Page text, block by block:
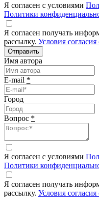
Я согласен с условиями
Политики
Я согласен получать
рассылку. Условия
Отправить
Имя автора
E-mail *
Город
Вопрос *
Я согласен с условиями
Политики
Я согласен получать
рассылку. Условия